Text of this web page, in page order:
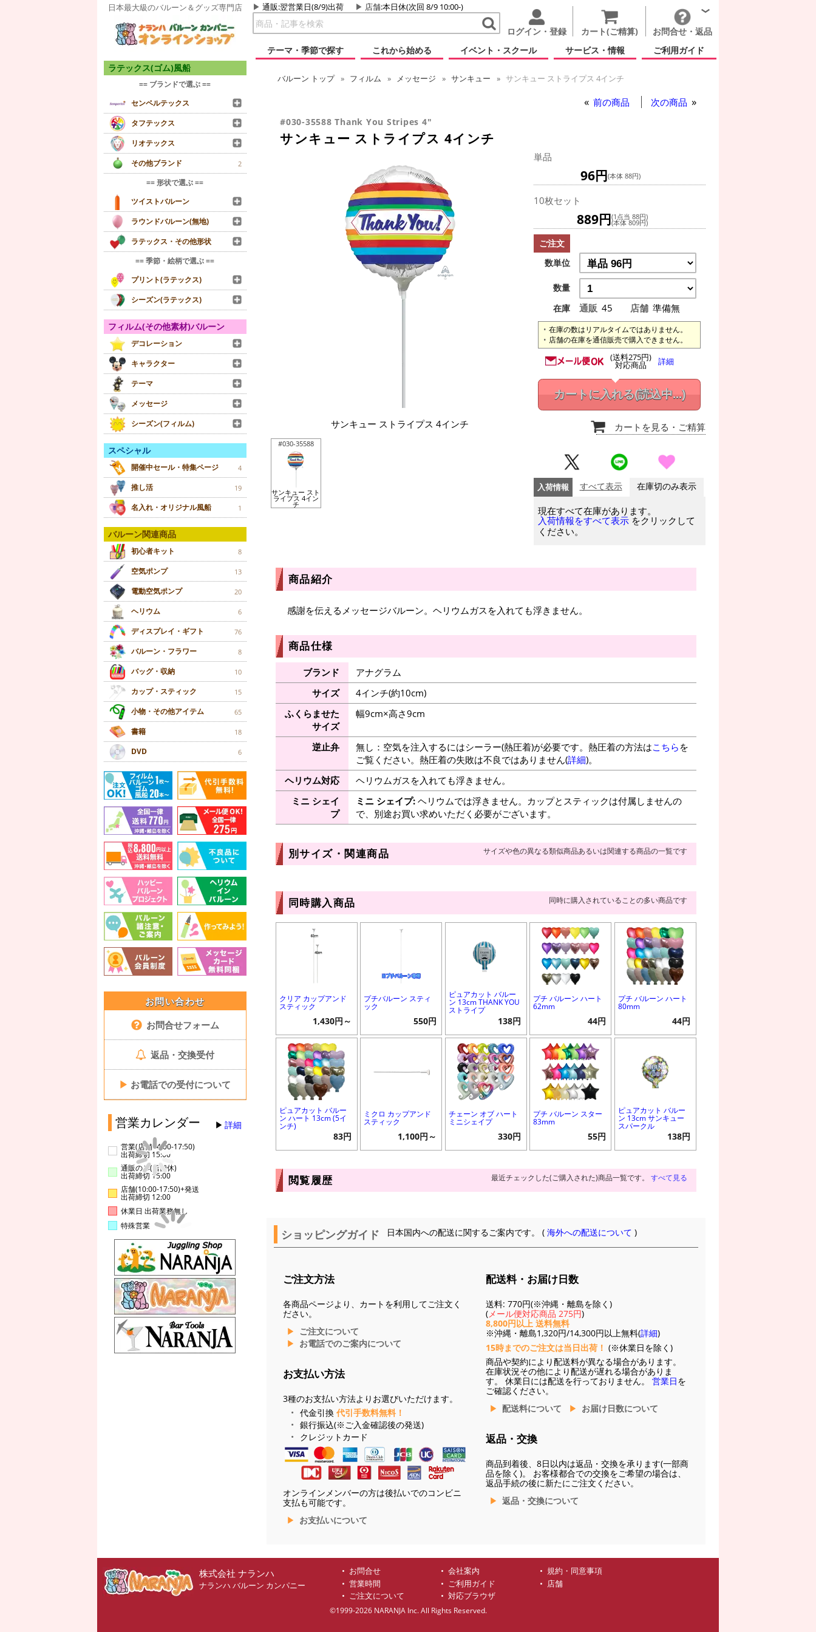
日本最大級のバルーン＆グッズ専門店 通販:翌営業日(8/9)出荷 店舗:本日休(次回 8/9 10:00-)
ログイン・登録 カート(ご精算)
お問合せ・返品
テーマ・季節で探す
これから始める イベント・スクール サービス・情報 ご利用ガイド
ラテックス(ゴム)風船
== ブランドで選ぶ ==
センペルテックス
タフテックス
リオテックス
その他ブランド
2
== 形状で選ぶ ==
ツイストバルーン
ラウンドバルーン(無地)
ラテックス・その他形状
== 季節・絵柄で選ぶ ==
プリント(ラテックス)
シーズン(ラテックス)
フィルム(その他素材)バルーン
デコレーション
キャラクター
テーマ
メッセージ
シーズン(フィルム)
スペシャル
開催中セール・特集ページ 4
推し活 19
名入れ・オリジナル風船 1
バルーン関連商品
初心者キット 8
空気ポンプ 13
電動空気ポンプ 20
ヘリウム 6
ディスプレイ・ギフト 76
バルーン・フラワー 8
バッグ・収納 10
カップ・スティック 15
小物・その他アイテム 65
書籍 18
DVD 6
お問い合わせ
お問合せフォーム
返品・交換受付
▶ お電話での受付について
営業カレンダー 詳細
営業(店舗14:00-17:50)
出荷締切 15:00
通販のみ(店舗休)
出荷締切 15:00
店舗(10:00-17:50)+発送
出荷締切 12:00
休業日 出荷業務無し
特殊営業
バルーン トップ フィルム メッセージ サンキュー サンキュー ストライプス 4インチ
前の商品 次の商品
#030-35588 Thank You Stripes 4"
サンキュー ストライプス 4インチ
サンキュー ストライプス 4インチ
#030-35588
サンキュー スト
ライプス 4イン
チ
単品
96円(本体 88円)
10枚セット
889円(1点当 88円)
(本体 809円)
ご注文
数単位
数量
在庫
通販 45 店舗 準備無
在庫の数はリアルタイムではありません。
店舗の在庫を通信販売で購入できません。
(送料275円)
対応商品 詳細
カートに入れる(読込中...)
カートを見る ・ご精算
入荷情報 すべて表示 在庫切のみ表示
現在すべて在庫があります。
入荷情報をすべて表示 をクリックして
ください。
商品紹介
感謝を伝えるメッセージバルーン。ヘリウムガスを入れても浮きません。
商品仕様
ブランド
アナグラム
サイズ
4インチ(約10cm)
ふくらませた
サイズ
幅9cm×高さ9cm
逆止弁 無し：空気を注入するにはシーラー(熱圧着)が必要です。熱圧着の方法はこちら を
ご覧ください。熱圧着の失敗は不良ではありません(詳細)。
ヘリウム対応
ヘリウムガスを入れても浮きません。
ミニ シェイ
プ
ミニ シェイプ:ヘリウムでは浮きません。カップとスティックは付属しませんの
で、別途お買い求めいただく必要がございます。
別サイズ・関連商品 サイズや色の異なる類似商品あるいは関連する商品の一覧です
同時購入商品 同時に購入されていることの多い商品です
クリア カップアンド
スティック
1,430円～
プチバルーン スティ
ック
550円
ピュアカット バルー
ン 13cm THANK YOU
ストライプ
138円
プチ バルーン ハート
62mm
44円
プチ バルーン ハート
80mm
44円
ピュアカット バルー
ン ハート 13cm (5イ
ンチ)
83円
ミクロ カップアンド
スティック
1,100円～
チェーン オブ ハート
ミニシェイプ
330円
プチ バルーン スター
83mm
55円
ピュアカット バルー
ン 13cm サンキュー
スパークル
138円
閲覧履歴 最近チェックした(ご購入された)商品一覧です。 すべて見る
ショッピングガイド 日本国内への配送に関するご案内です。 (海外への配送について )
ご注文方法
各商品ページより、カートを利用してご注文く
ださい。
ご注文について
お電話でのご案内について
お支払い方法
3種のお支払い方法よりお選びいただけます。
代金引換 代引手数料無料！
銀行振込(※ご入金確認後の発送)
クレジットカード
オンラインメンバーの方は後払いでのコンビニ
支払も可能です。
お支払いについて
配送料・お届け日数
送料: 770円(※沖縄・離島を除く)
(メール便対応商品 275円)
8,800円以上 送料無料
※沖縄・離島1,320円/14,300円以上無料(詳細)
15時までのご注文は当日出荷！ (※休業日を除く)
商品や契約により配送料が異なる場合があります。
在庫状況その他により配送が遅れる場合がありま
す。 休業日には配送を行っておりません。 営業日を
ご確認ください。
配送料について
お届け日数について
返品・交換
商品到着後、8日以内は返品・交換を承ります(一部商
品を除く)。 お客様都合での交換をご希望の場合は、
返品手続の後に新たにご注文ください。
返品・交換について
株式会社 ナランハ
ナランハ バルーン カンパニー
お問合せ 会社案内
規約・同意事項
営業時間
ご利用ガイド
店舗
ご注文について
対応ブラウザ
©1999-2026 NARANJA Inc. All Rights Reserved.